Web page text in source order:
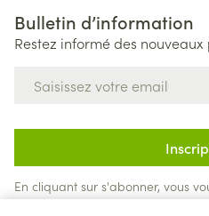
Bulletin d’information
Restez informé des
En cliquant sur s'abonner, vous
et acceptez notrepolitique de